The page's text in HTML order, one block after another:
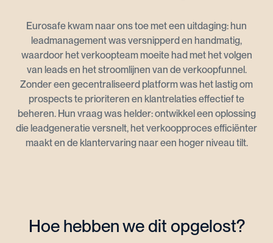
Eurosafe kwam naar ons toe met een uitdaging: hun
leadmanagement was versnipperd en handmatig,
waardoor het verkoopteam moeite had met het volgen
van leads en het stroomlijnen van de verkoopfunnel.
Zonder een gecentraliseerd platform was het lastig om
prospects te prioriteren en klantrelaties effectief te
beheren. Hun vraag was helder: ontwikkel een oplossing
die leadgeneratie versnelt, het verkoopproces efficiënter
maakt en de klantervaring naar een hoger niveau tilt.
Hoe hebben we dit opgelost?